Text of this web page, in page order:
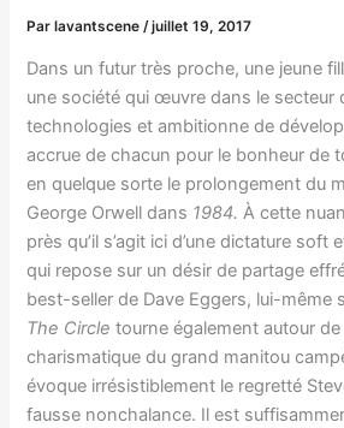
Parlavantscene /juillet 19, 2017
Dans un futur très proche, une jeune
une société qui œuvre dans le secteur
technologies et ambitionne de
accrue de chacun pour le bonheur de
en quelque sorte le prolongement du
George Orwell dans 1984. À cette
près qu’il s’agit ici d’une dictature soft
qui repose sur un désir de partage
best-seller de Dave Eggers, lui-même
The Circle tourne également autour
charismatique du grand manitou
évoque irrésistiblement le regretté
fausse nonchalance. Il est